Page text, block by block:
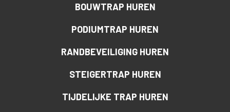
BOUWTRAP HUREN
PODIUMTRAP HUREN
RANDBEVEILIGING HUREN
STEIGERTRAP HUREN
TIJDELIJKE TRAP HUREN